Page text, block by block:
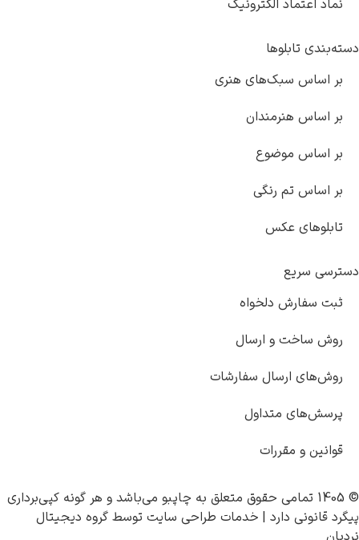
نماد اعتماد الکترونیک
دسته‌بندی تابلوها
بر اساس سبک‌های هنری
بر اساس هنرمندان
بر اساس موضوع
بر اساس تم رنگی
تابلوهای عکس
دسترسی سریع
ثبت سفارش دلخواه
روش ساخت و ارسال
روش‌های ارسال سفارشات
پرسش‌های متداول
قوانین و مقررات
© 1405 تمامی حقوق متعلق به چاپبو می‌باشد و هر گونه کپی‌برداری
پیگرد قانونی دارد | خدمات طراحی سایت توسط گروه دیجیتال